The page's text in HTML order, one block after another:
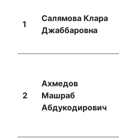
1
Салямова Клара
Джаббаровна
2
Ахмедов
Машраб
Абдукодирович
Академики